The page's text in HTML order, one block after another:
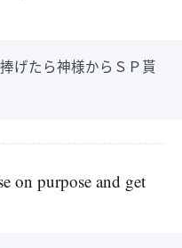
げたら神様からＳＰ貰
on purpose and get